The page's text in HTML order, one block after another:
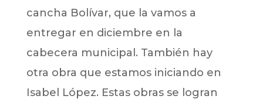
cancha Bolívar, que la vamos a
entregar en diciembre en la
cabecera municipal. También hay
otra obra que estamos iniciando en
Isabel López. Estas obras se logran